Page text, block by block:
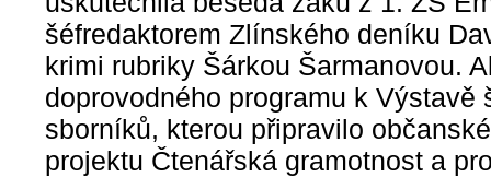
šéfredaktorem Zlínského deníku
krimi rubriky Šárkou Šarmanovou.
doprovodného programu k
sborníků, kterou připravilo
projektu Čtenářská gramotnost a